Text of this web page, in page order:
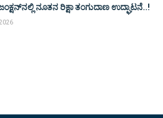
ನೂತನ ರಿಕ್ಷಾ ತಂಗುದಾಣ ಉದ್ಘಾಟನೆ..!